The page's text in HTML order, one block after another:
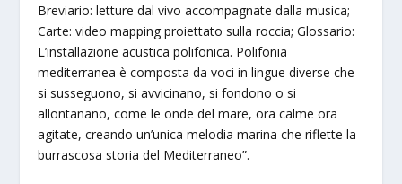
Breviario: letture dal vivo accompagnate dalla musica;
Carte: video mapping proiettato sulla roccia; Glossario:
L’installazione acustica polifonica. Polifonia
mediterranea è composta da voci in lingue diverse che
si susseguono, si avvicinano, si fondono o si
allontanano, come le onde del mare, ora calme ora
agitate, creando un’unica melodia marina che riflette la
burrascosa storia del Mediterraneo”.